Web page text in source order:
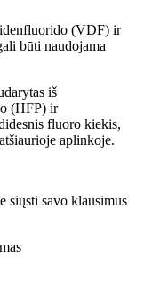
(VDF) ir
būti naudojama
iš
(HFP) ir
fluoro kiekis,
aplinkoje.
siųsti savo klausimus